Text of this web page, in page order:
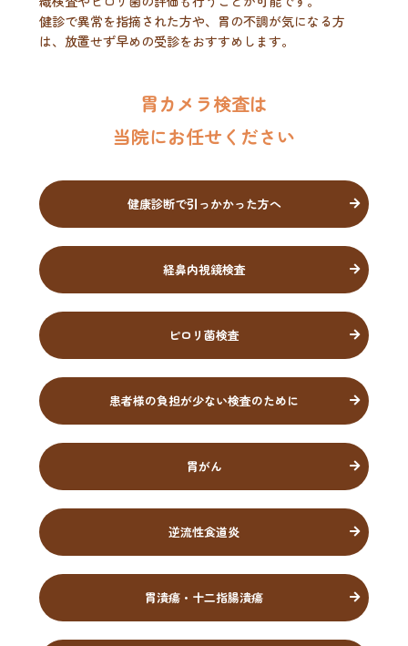
健診で異常を指摘された方や、胃の不調が気になる方
は、放置せず早めの受診をおすすめします。
胃カメラ検査は
当院にお任せください
健康診断で引っかかった方へ
経鼻内視鏡検査
ピロリ菌検査
患者様の負担が少ない検査のために
胃がん
逆流性食道炎
胃潰瘍・十二指腸潰瘍